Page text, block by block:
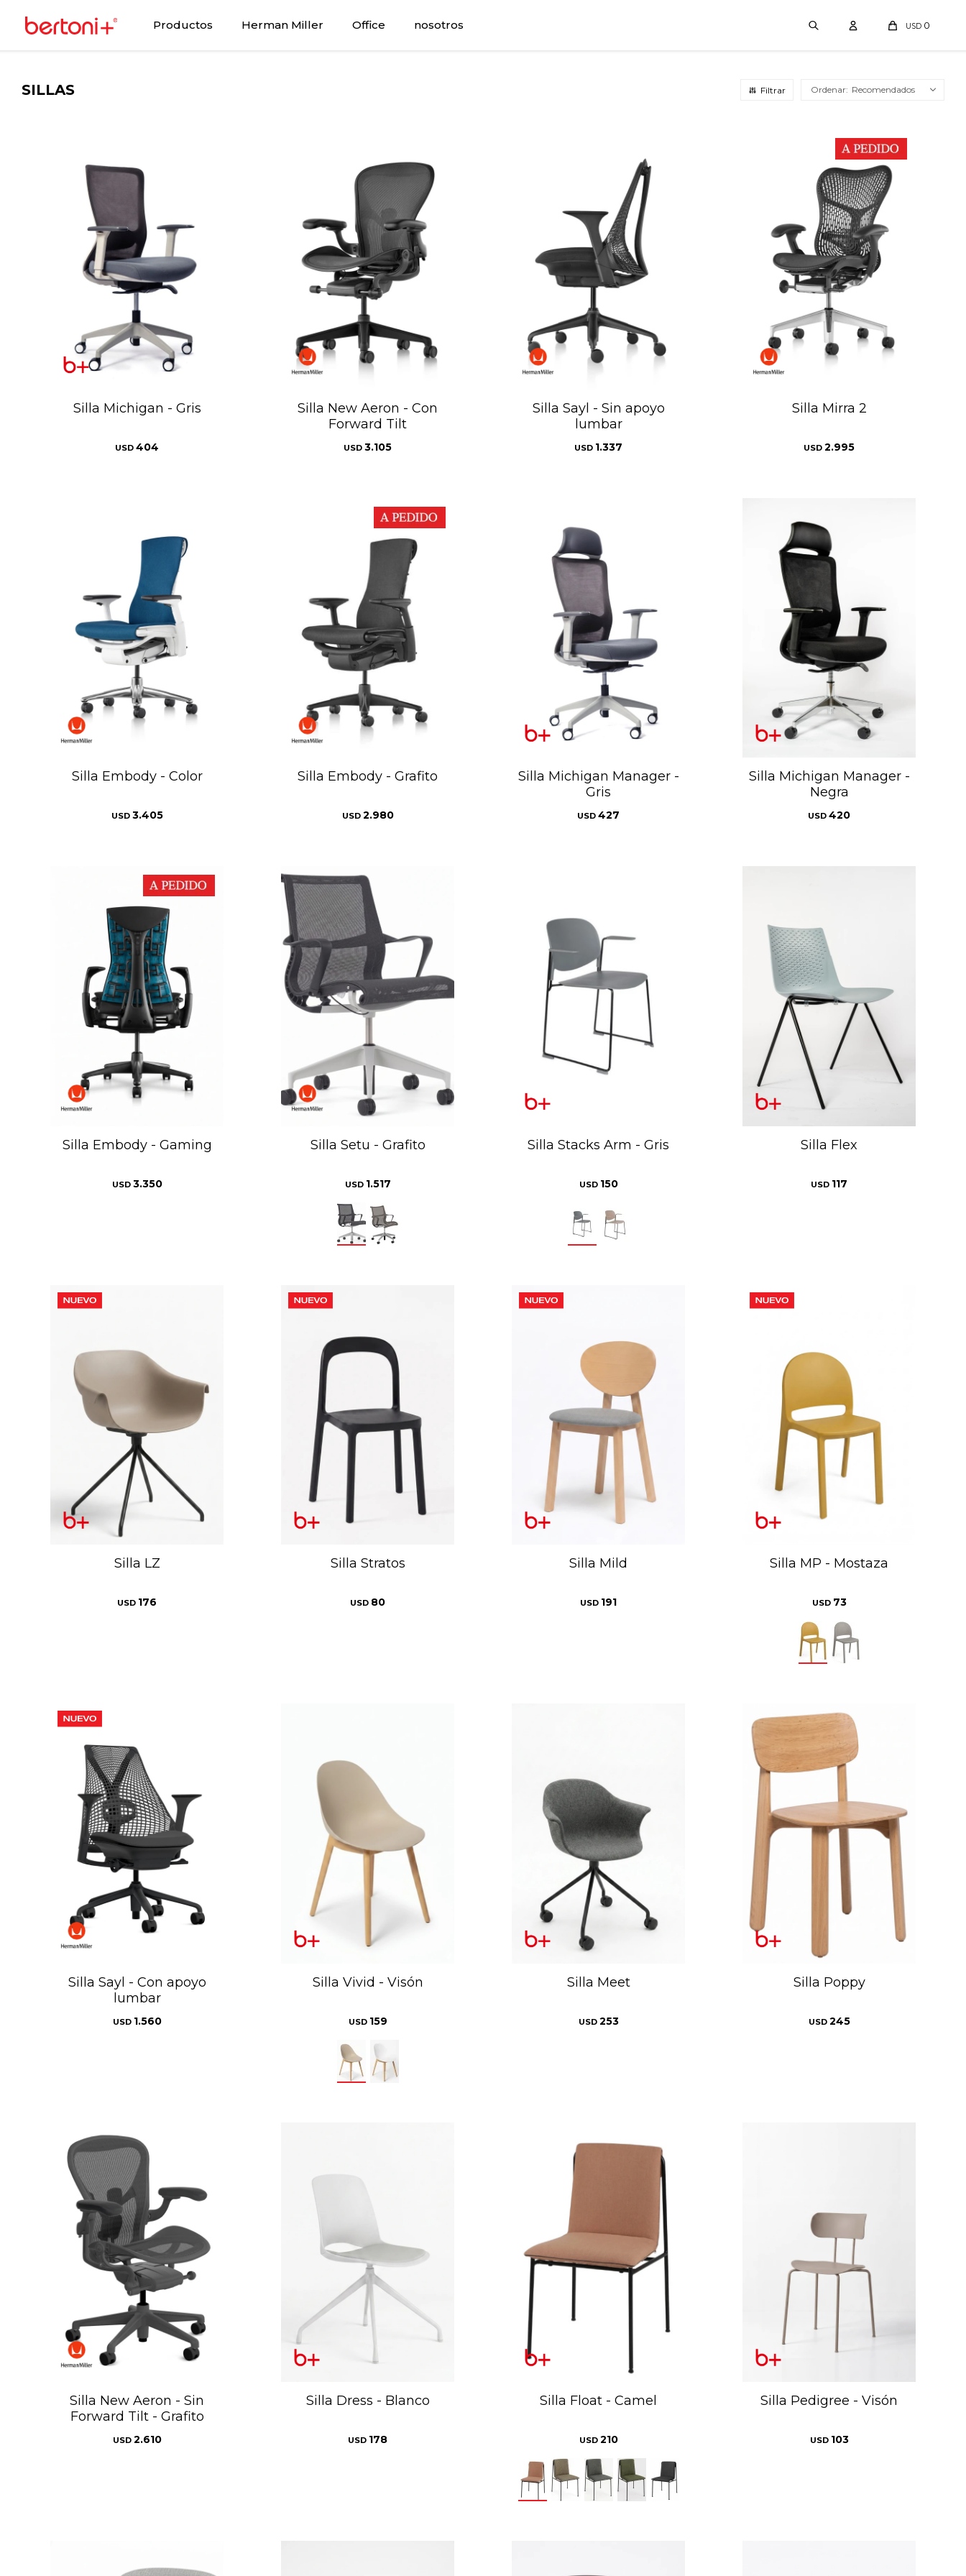
Productos Herman Miller Office nosotros USD 0
SILLAS Recomendados
Silla Michigan - Gris
USD 404
Silla New Aeron - Con
Forward Tilt
USD 3.105
Silla Sayl - Sin apoyo
lumbar
USD 1.337
Silla Mirra 2
USD 2.995
Silla Embody - Color
USD 3.405
Silla Embody - Grafito
USD 2.980
Silla Michigan Manager -
Gris
USD 427
Silla Michigan Manager -
Negra
USD 420
Silla Embody - Gaming
USD 3.350
Silla Setu - Grafito
USD 1.517
Silla Stacks Arm - Gris
USD 150
Silla Flex
USD 117
Silla LZ
USD 176
Silla Stratos
USD 80
Silla Mild
USD 191
Silla MP - Mostaza
USD 73
Silla Sayl - Con apoyo
lumbar
USD 1.560
Silla Vivid - Visón
USD 159
Silla Meet
USD 253
Silla Poppy
USD 245
Silla New Aeron - Sin
Forward Tilt - Grafito
USD 2.610
Silla Dress - Blanco
USD 178
Silla Float - Camel
USD 210
Silla Pedigree - Visón
USD 103